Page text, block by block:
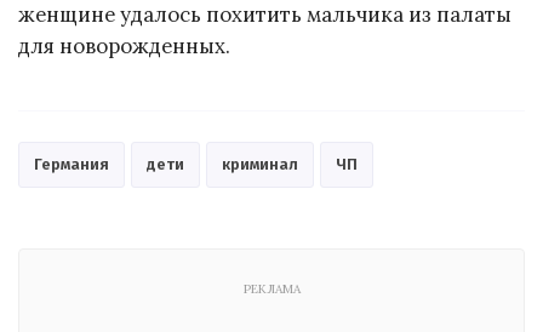
женщине удалось похитить мальчика из палаты
для новорожденных.
Германия дети криминал ЧП
РЕКЛАМА